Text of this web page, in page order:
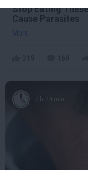
Stop Eating
Cause Parasites
More
7 h 24 min